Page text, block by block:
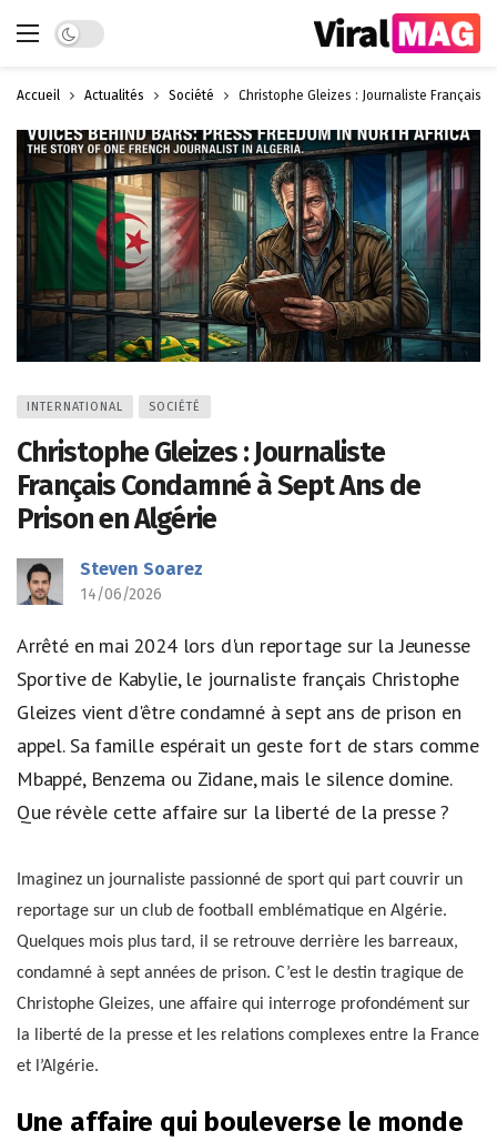
Dark mode
Accueil Actualités Société Christophe Gleizes : Journaliste Français
INTERNATIONAL SOCIÉTÉ
Christophe Gleizes : Journaliste
Français Condamné à Sept Ans de
Prison en Algérie
Steven Soarez
14/06/2026
Arrêté en mai 2024 lors d'un reportage sur la Jeunesse
Sportive de Kabylie, le journaliste français Christophe
Gleizes vient d'être condamné à sept ans de prison en
appel. Sa famille espérait un geste fort de stars comme
Mbappé, Benzema ou Zidane, mais le silence domine.
Que révèle cette affaire sur la liberté de la presse ?
Imaginez un journaliste passionné de sport qui part couvrir un
reportage sur un club de football emblématique en Algérie.
Quelques mois plus tard, il se retrouve derrière les barreaux,
condamné à sept années de prison. C’est le destin tragique de
Christophe Gleizes, une affaire qui interroge profondément sur
la liberté de la presse et les relations complexes entre la France
et l’Algérie.
Une affaire qui bouleverse le monde